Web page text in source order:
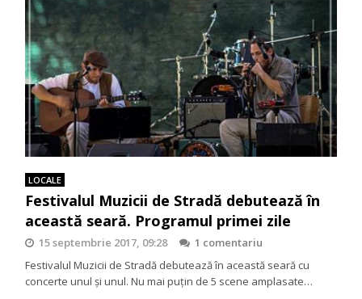
LOCALE
Festivalul Muzicii de Stradă debutează în
această seară. Programul primei zile
15 septembrie 2017, 09:28
1 comentariu
Festivalul Muzicii de Stradă debutează în această seară cu
concerte unul și unul. Nu mai puțin de 5 scene amplasate…